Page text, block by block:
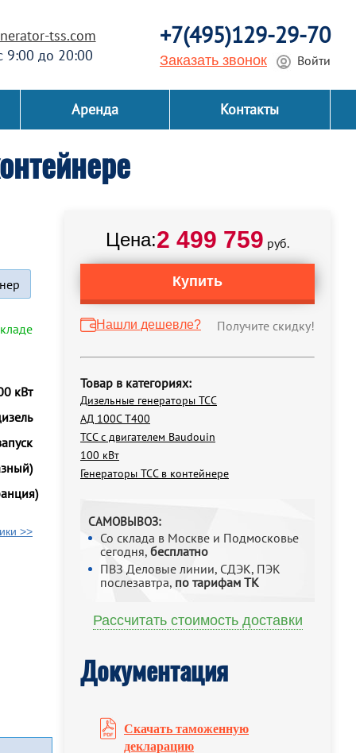
tss.com
9:00 до 20:00
+7(495)129-29-70
Заказать звонок Войти
Аренда Контакты
Цена:2 499 759 руб.
Купить
Нашли дешевле? Получите скидку!
Товар в категориях:
Дизельные генераторы ТСС
АД 100С Т400
ТСС с двигателем Baudouin
100 кВт
Генераторы ТСС в контейнере
САМОВЫВОЗ:
Со склада в Москве и Подмосковье
сегодня, бесплатно
ПВЗ Деловые линии, СДЭК, ПЭК
послезавтра, по тарифам ТК
Рассчитать стоимость доставки
Документация
Скачать таможенную
декларацию
кВт
>>